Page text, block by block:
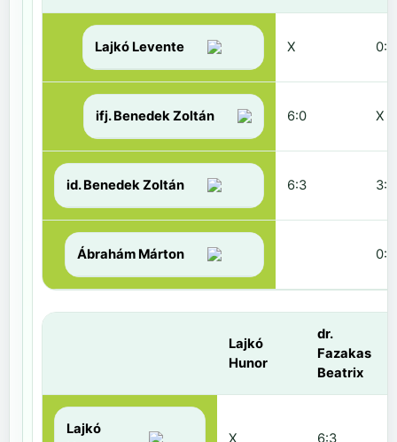
Lajkó Levente X 0:6
ifj. Benedek Zoltán 6:0 X
id. Benedek Zoltán 6:3 3:6
Ábrahám Márton 0:6
Lajkó
Hunor
dr.
Fazakas
Beatrix
Lajkó
X 6:3